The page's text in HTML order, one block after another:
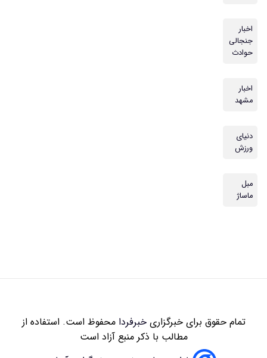
اخبار
جنجالی
حوادث
اخبار
مشهد
دنیای
ورزش
مبل
ماساژ
تمام حقوق برای خبرگزاریخبرفردامحفوظ است. استفاده از
مطالب با ذکر منبع آزاد است